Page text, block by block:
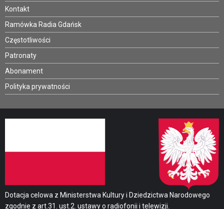
Kontakt
Ramówka Radia Gdańsk
Częstotliwości
Patronaty
Abonament
Polityka prywatności
Dotacja celowa z Ministerstwa Kultury i Dziedzictwa Narodowego
zgodnie z art.31. ust.2. ustawy o radiofonii i telewizji.